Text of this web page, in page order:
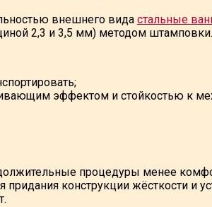
внешнего вида стальные
2,3 и 3,5 мм) методом штамповки.
эффектом и стойкостью к
процедуры менее
конструкции жёсткости и